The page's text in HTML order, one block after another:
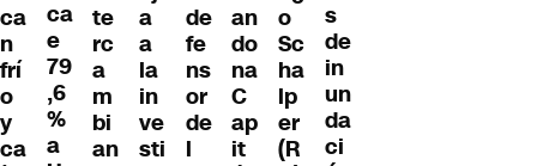
ca
n
frí
o
y
ca
ca
e
79
,6
%
a
te
rc
a
m
bi
an
a
a
la
in
ve
sti
de
fe
ns
or
de
l
an
do
na
C
ap
it
o
Sc
ha
lp
er
(R
s
de
in
un
da
ci